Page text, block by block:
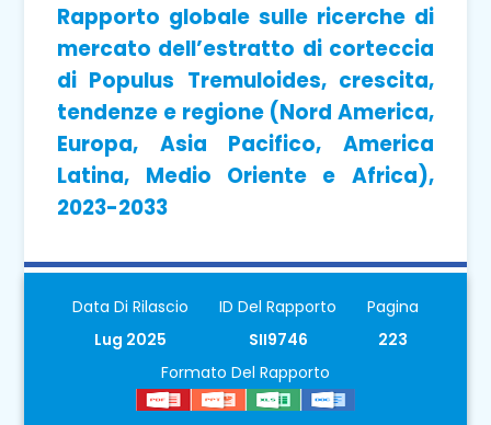
Rapporto globale sulle ricerche di
mercato dell’estratto di corteccia
di Populus Tremuloides, crescita,
tendenze e regione (Nord America,
Europa, Asia Pacifico, America
Latina, Medio Oriente e Africa),
2023-2033
Data Di Rilascio
Lug 2025
ID Del Rapporto
SII9746
Pagina
223
Formato Del Rapporto